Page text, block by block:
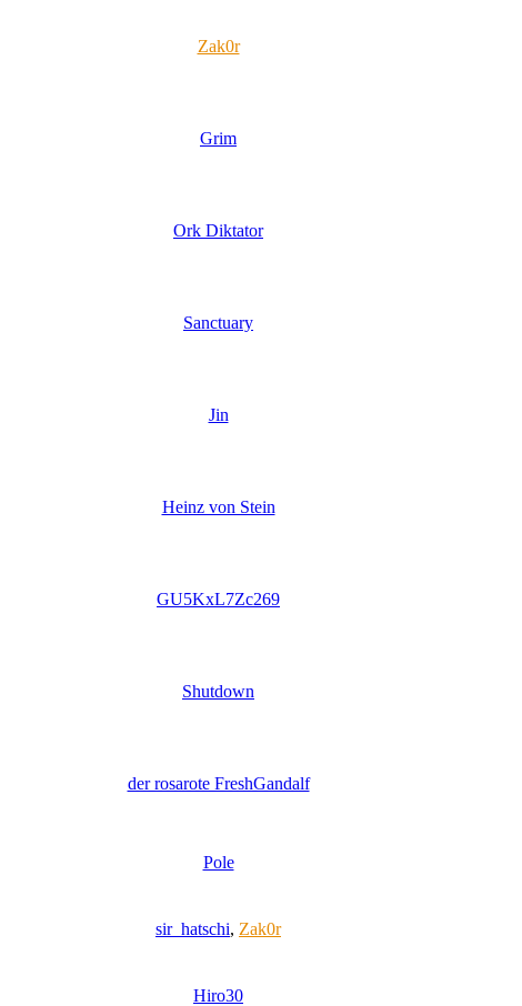
Zak0r
Grim
Ork Diktator
Sanctuary
Jin
Heinz von Stein
GU5KxL7Zc269
Shutdown
der rosarote FreshGandalf
Pole
sir_hatschi, Zak0r
Hiro30